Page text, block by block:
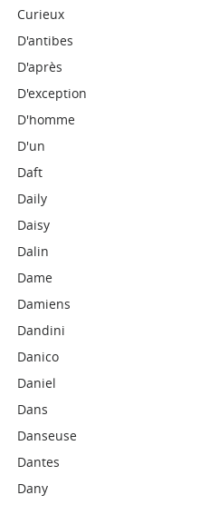
Curieux
D'antibes
D'après
D'exception
D'homme
D'un
Daft
Daily
Daisy
Dalin
Dame
Damiens
Dandini
Danico
Daniel
Dans
Danseuse
Dantes
Dany